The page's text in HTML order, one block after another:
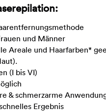
und Männer
Areale und Haarfarben*
(I bis VI)
& schmerzarme
Ergebnis